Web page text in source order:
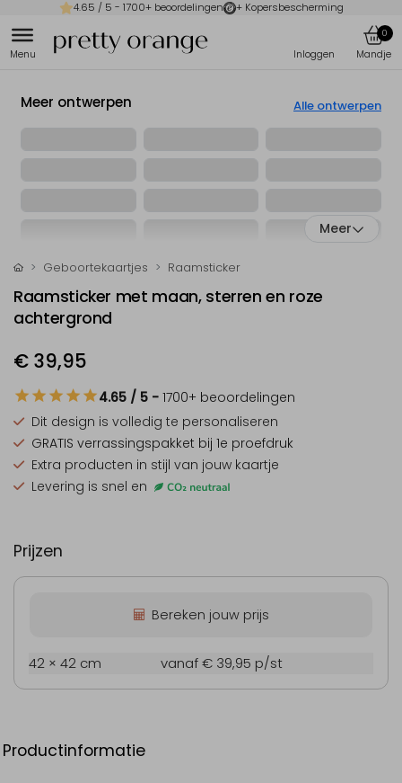
4.65 / 5 - 1700+ beoordelingen + Kopersbescherming
0
Meer ontwerpen Alle ontwerpen
Meer
Geboortekaartjes Raamsticker
Raamsticker met maan, sterren en roze
achtergrond
€ 39,95
4.65 / 5 - 1700+ beoordelingen
Dit design is volledig te personaliseren
GRATIS verrassingspakket bij 1e proefdruk
Extra producten in stijl van jouw kaartje
Levering is snel en
Prijzen
Bereken jouw prijs
42 × 42 cm vanaf € 39,95 p/st
Productinformatie